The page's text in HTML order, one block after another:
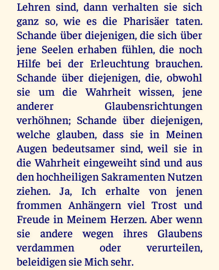
Lehren sind, dann verhalten sie sich
ganz so, wie es die Pharisäer taten.
Schande über diejenigen, die sich über
jene Seelen erhaben fühlen, die noch
Hilfe bei der Erleuchtung brauchen.
Schande über diejenigen, die, obwohl
sie um die Wahrheit wissen, jene
anderer Glaubensrichtungen
verhöhnen; Schande über diejenigen,
welche glauben, dass sie in Meinen
Augen bedeutsamer sind, weil sie in
die Wahrheit eingeweiht sind und aus
den hochheiligen Sakramenten Nutzen
ziehen. Ja, Ich erhalte von jenen
frommen Anhängern viel Trost und
Freude in Meinem Herzen. Aber wenn
sie andere wegen ihres Glaubens
verdammen oder verurteilen,
beleidigen sie Mich sehr.